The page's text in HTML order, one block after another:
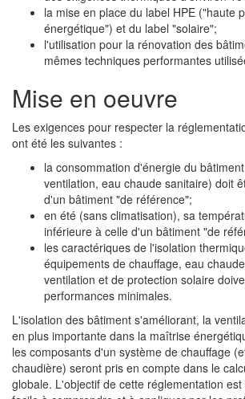
la mise en place du label HPE ("haute
énergétique") et du label "solaire";
l'utilisation pour la rénovation des
mêmes techniques performantes
Mise en oeuvre
Les exigences pour respecter la
ont été les suivantes :
la consommation d'énergie du
ventilation, eau chaude sanitaire) doit
d'un bâtiment "de référence";
en été (sans climatisation), sa
inférieure à celle d'un bâtiment "de
les caractériques de l'isolation
équipements de chauffage, eau
ventilation et de protection solaire
performances minimales.
L'isolation des bâtiment s'améliorant, la
en plus importante dans la maîtrise
les composants d'un système de chauffage
chaudière) seront pris en compte dans le
globale. L'objectif de cette réglementation